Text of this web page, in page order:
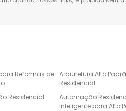
Reformas de
Arquitetura Alto
Residencial
Residencial
Automação
Inteligente para Alto